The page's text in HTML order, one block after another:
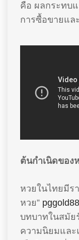
คือ ผลกระทบ
การซื้อขายแล
ต้นกำเนิดของ
หวยในไทยมีร
หวย” pggold88
บทบาทในสมั
ความนิยมและ